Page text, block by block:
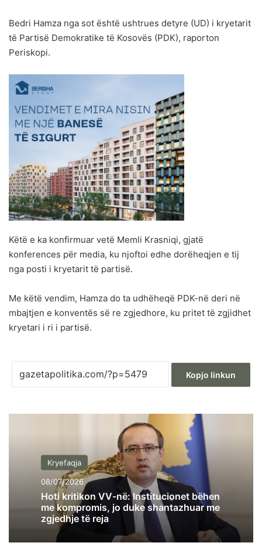
Bedri Hamza nga sot është ushtrues detyre (UD) i kryetarit
të Partisë Demokratike të Kosovës (PDK), raporton
Periskopi.
Këtë e ka konfirmuar vetë Memli Krasniqi, gjatë
konferences për media, ku njoftoi edhe dorëheqjen e tij
nga posti i kryetarit të partisë.
Me këtë vendim, Hamza do ta udhëheqë PDK-në deri në
mbajtjen e konventës së re zgjedhore, ku pritet të zgjidhet
kryetari i ri i partisë.
Kopjo linkun
Kryefaqja
08/07/2026
Hoti kritikon VV-në: Institucionet bëhen
me kompromis, jo duke shantazhuar me
zgjedhje të reja